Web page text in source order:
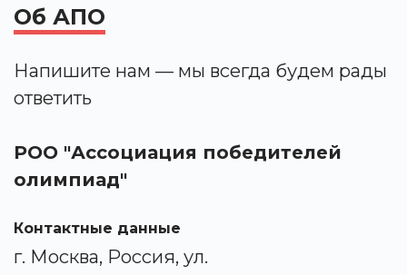
Об АПО
Напишите нам — мы всегда будем рады
ответить
РОО "Ассоциация победителей
олимпиад"
Контактные данные
г. Москва, Россия, ул.